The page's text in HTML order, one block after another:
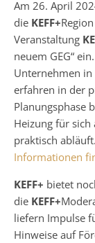
Am 26. April
die KEFF+
Veranstaltung
neuem GEG“
Unternehmen
erfahren in der
Planungsphase
Heizung für sich
praktisch
Informationen
KEFF+ bietet
die KEFF+
liefern Impulse
Hinweise auf